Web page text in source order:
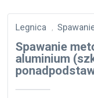
Legnica ,
Spawanie
aluminium